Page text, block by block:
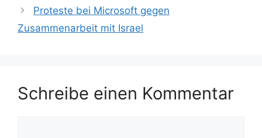
Proteste bei Microsoft gegen
Zusammenarbeit mit Israel
Schreibe einen Kommentar